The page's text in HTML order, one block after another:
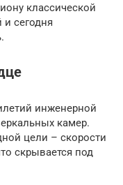
классической
сегодня
инженерной
камер.
цели – скорости
скрывается под